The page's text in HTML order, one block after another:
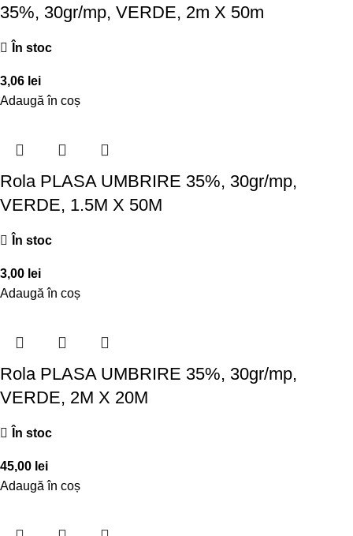
35%, 30gr/mp, VERDE, 2m X 50m
În stoc
3,06 lei
Adaugă în coș
Rola PLASA UMBRIRE 35%, 30gr/mp,
VERDE, 1.5M X 50M
În stoc
3,00 lei
Adaugă în coș
Rola PLASA UMBRIRE 35%, 30gr/mp,
VERDE, 2M X 20M
În stoc
45,00 lei
Adaugă în coș